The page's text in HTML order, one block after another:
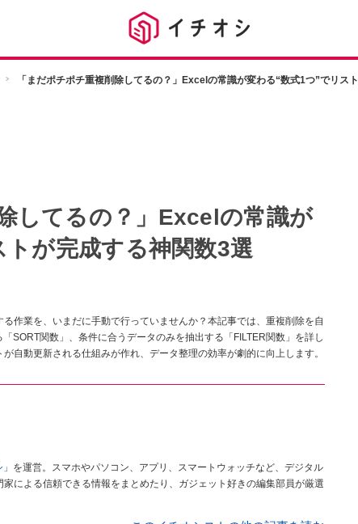
「まだポチポチ重複削除してるの？」Excelの常識が変わる“数式1つ”でリス
してるの？」Excelの常識が
が完成する神関数3選
作業を、いまだに手動で行っていませんか？本記事では、重複削除を自
SORT関数」、条件に合うデータのみを抽出する「FILTER関数」を詳し
自動更新される仕組みが作れ、データ整理の効率が劇的に向上します。
を運営。スマホやパソコン、アプリ、スマートウォッチなど、デジタル
による信頼できる情報をまとめたり、ガジェット好きの編集部員が厳選